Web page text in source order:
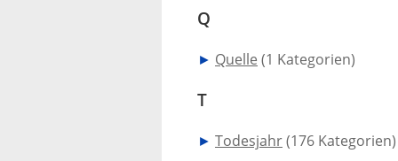
Q
► Quelle (1 Kategorien)
T
► Todesjahr(176 Kategorien)